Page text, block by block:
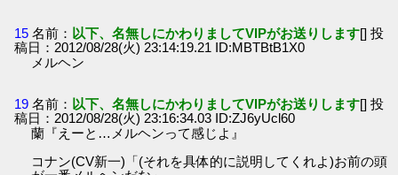
15 名前： 以下、名無しにかわりましてVIPがお送りします[] 投
稿日：2012/08/28(火) 23:14:19.21 ID:MBTBtB1X0
メルヘン
19 名前： 以下、名無しにかわりましてVIPがお送りします[] 投
稿日：2012/08/28(火) 23:16:34.03 ID:ZJ6yUcl60
蘭『えーと…メルヘンって感じよ』
コナン(CV新一)「(それを具体的に説明してくれよ)お前の頭